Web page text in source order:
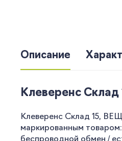
Описание
Клеверенс
Клеверенс Склад 15,
маркированным